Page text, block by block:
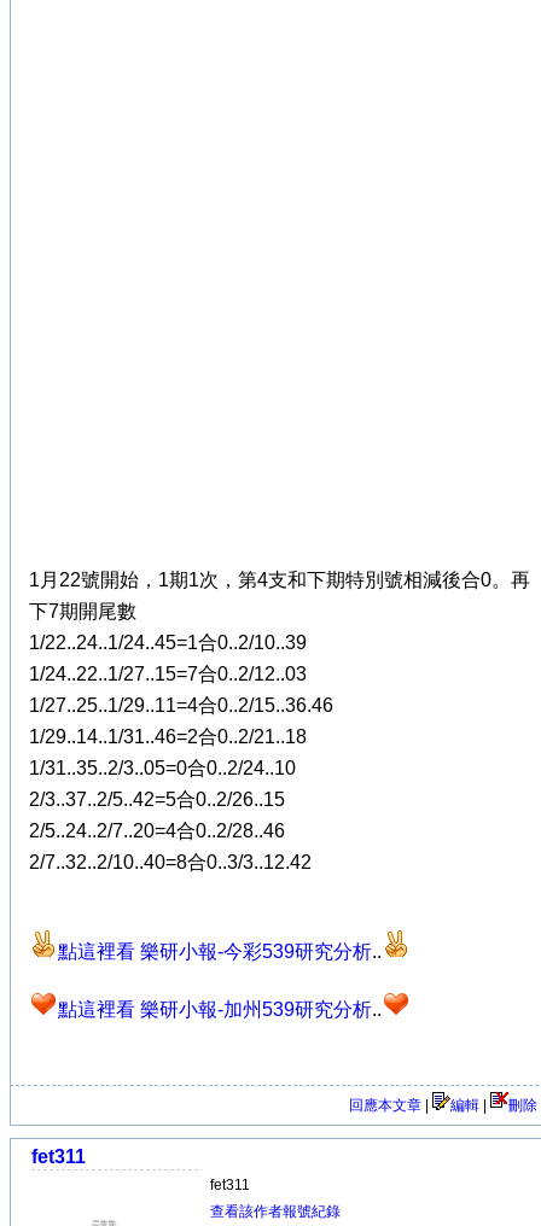
1月22號開始，1期1次，第4支和下期特別號相減後合0。再
下7期開尾數
1/22..24..1/24..45=1合0..2/10..39
1/24..22..1/27..15=7合0..2/12..03
1/27..25..1/29..11=4合0..2/15..36.46
1/29..14..1/31..46=2合0..2/21..18
1/31..35..2/3..05=0合0..2/24..10
2/3..37..2/5..42=5合0..2/26..15
2/5..24..2/7..20=4合0..2/28..46
2/7..32..2/10..40=8合0..3/3..12.42
點這裡看 樂研小報-今彩539研究分析..
點這裡看 樂研小報-加州539研究分析..
回應本文章 編輯 刪除
fet311
fet311
查看該作者報號紀錄